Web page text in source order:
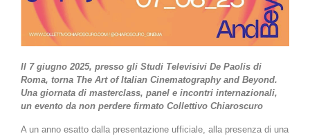
Il 7 giugno 2025, presso gli Studi Televisivi De Paolis di
Roma, torna The Art of Italian Cinematography and Beyond.
Una giornata di masterclass, panel e incontri internazionali,
un evento da non perdere firmato Collettivo Chiaroscuro
A un anno esatto dalla presentazione ufficiale, alla presenza di una